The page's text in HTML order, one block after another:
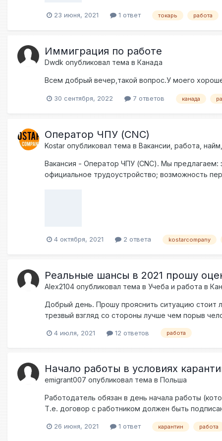
23 июня, 2021 1 ответ токарь работа
Иммиграция по работе
Dwdk опубликовал тема в Канада
Всем добрый вечер,такой вопрос.У моего
30 сентября, 2022 7 ответов канада
Оператор ЧПУ (CNC)
Kostar опубликовал тема в Вакансии, работа,
Вакансия - Оператор ЧПУ (CNC). Мы предлагаем:
официальное трудоустройство; возможность
#чпуфрезеровка #чпуобработка #чпуcnc
#работатакаяработа #работаю #бесплатная
4 октября, 2021 2 ответа kostarcompany
Реальные шансы в 2021 прошу
Alex2104 опубликовал тема в Учеба и работа в
Добрый день. Прошу прояснить ситуацию стоит
трезвый взгляд со стороны лучше чем порыв
семьи. О себе 30 лет Оразование специалист,
продаж и консультации в области спецсталей и
машины. Люблю собирать ПК это моё хобби могу
тестирование но так больше для общего
4 июля, 2021 12 ответов работа
Начало работы в условиях
emigrant007 опубликовал тема в Польша
Работодатель обязан в день начала работы
Т.е. договор с работником должен быть
выглядит в условиях карантина? В какой
находится на карантине? Юридически
26 июня, 2021 1 ответ карантин работа